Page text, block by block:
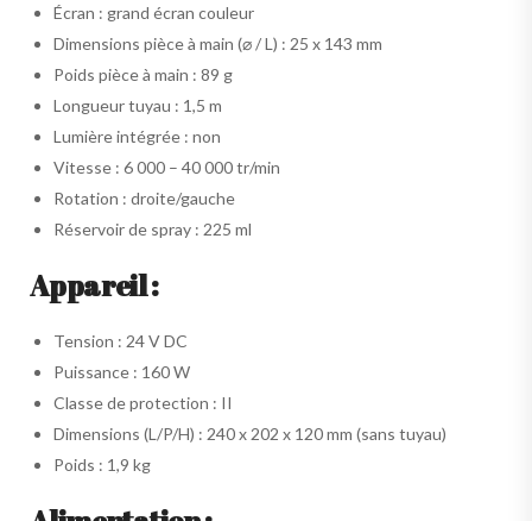
Écran : grand écran couleur
Dimensions pièce à main (⌀ / L) : 25 x 143 mm
Poids pièce à main : 89 g
Longueur tuyau : 1,5 m
Lumière intégrée : non
Vitesse : 6 000 – 40 000 tr/min
Rotation : droite/gauche
Réservoir de spray : 225 ml
Appareil :
Tension : 24 V DC
Puissance : 160 W
Classe de protection : II
Dimensions (L/P/H) : 240 x 202 x 120 mm (sans tuyau)
Poids : 1,9 kg